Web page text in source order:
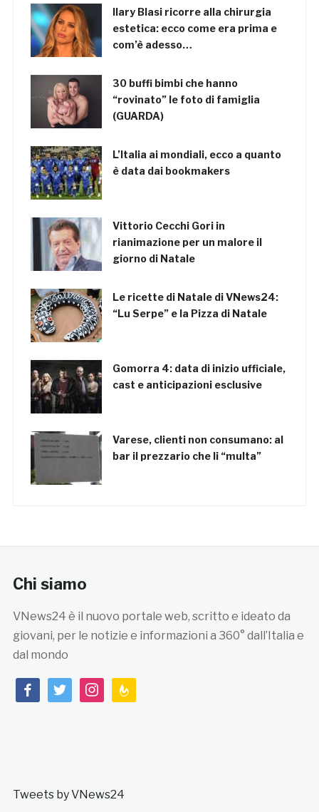
Ilary Blasi ricorre alla chirurgia
estetica: ecco come era prima e
com’è adesso…
30 buffi bimbi che hanno
“rovinato” le foto di famiglia
(GUARDA)
L’Italia ai mondiali, ecco a quanto
è data dai bookmakers
Vittorio Cecchi Gori in
rianimazione per un malore il
giorno di Natale
Le ricette di Natale di VNews24:
“Lu Serpe” e la Pizza di Natale
Gomorra 4: data di inizio ufficiale,
cast e anticipazioni esclusive
Varese, clienti non consumano: al
bar il prezzario che li “multa”
Chi siamo
VNews24 è il nuovo portale web, scritto e ideato da
giovani, per le notizie e informazioni a 360° dall’Italia e
dal mondo
facebooktwitterinstagramfeedburner
Tweets by VNews24